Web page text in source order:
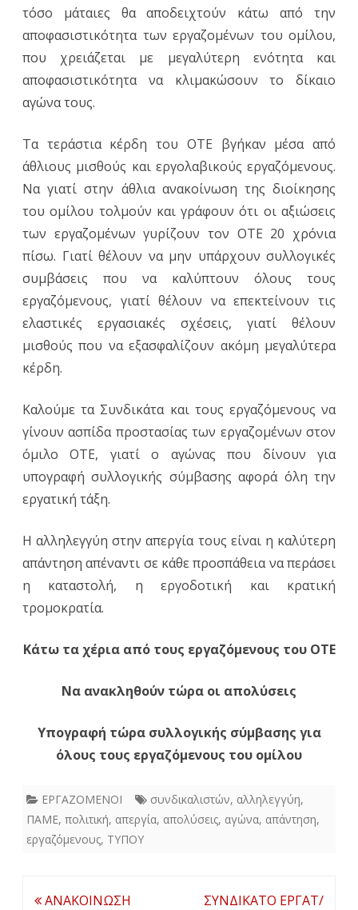
τόσο μάταιες θα αποδειχτούν κάτω από την
αποφασιστικότητα των εργαζομένων του ομίλου,
που χρειάζεται με μεγαλύτερη ενότητα και
αποφασιστικότητα να κλιμακώσουν το δίκαιο
αγώνα τους.
Τα τεράστια κέρδη του ΟΤΕ βγήκαν μέσα από
άθλιους μισθούς και εργολαβικούς εργαζόμενους.
Να γιατί στην άθλια ανακοίνωση της διοίκησης
του ομίλου τολμούν και γράφουν ότι οι αξιώσεις
των εργαζομένων γυρίζουν τον ΟΤΕ 20 χρόνια
πίσω. Γιατί θέλουν να μην υπάρχουν συλλογικές
συμβάσεις που να καλύπτουν όλους τους
εργαζόμενους, γιατί θέλουν να επεκτείνουν τις
ελαστικές εργασιακές σχέσεις, γιατί θέλουν
μισθούς που να εξασφαλίζουν ακόμη μεγαλύτερα
κέρδη.
Καλούμε τα Συνδικάτα και τους εργαζόμενους να
γίνουν ασπίδα προστασίας των εργαζομένων στον
όμιλο ΟΤΕ, γιατί ο αγώνας που δίνουν για
υπογραφή συλλογικής σύμβασης αφορά όλη την
εργατική τάξη.
Η αλληλεγγύη στην απεργία τους είναι η καλύτερη
απάντηση απέναντι σε κάθε προσπάθεια να περάσει
η καταστολή, η εργοδοτική και κρατική
τρομοκρατία.
Κάτω τα χέρια από τους εργαζόμενους του ΟΤΕ
Να ανακληθούν τώρα οι απολύσεις
Υπογραφή τώρα συλλογικής σύμβασης για
όλους τους εργαζόμενους του ομίλου
ΕΡΓΑΖΟΜΕΝΟΙ συνδικαλιστών, αλληλεγγύη,
ΠΑΜΕ, πολιτική, απεργία, απολύσεις, αγώνα, απάντηση,
εργαζόμενους, ΤΥΠΟΥ
Πλοήγηση
ΑΝΑΚΟΙΝΩΣΗ
ΣΥΝΔΙΚΑΤΟ ΕΡΓΑΤ/